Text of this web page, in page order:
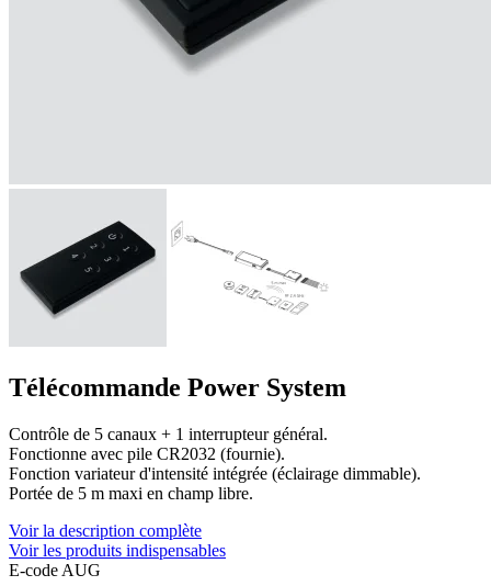
Télécommande Power System
Contrôle de 5 canaux + 1 interrupteur général.
Fonctionne avec pile CR2032 (fournie).
Fonction variateur d'intensité intégrée (éclairage dimmable).
Portée de 5 m maxi en champ libre.
Voir la description complète
Voir les produits indispensables
E-code AUG